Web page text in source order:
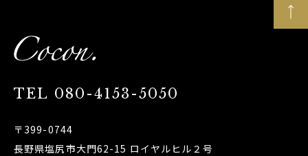
TEL 080-4153-5050
〒399-0744
長野県塩尻市大門62-15 ロイヤルヒル２号